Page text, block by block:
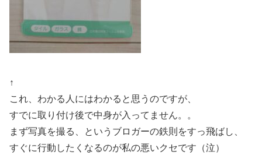
↑
これ、わかる人にはわかると思うのですが、
すでに取り付け後で中身が入ってません。。
まず写真を撮る、というブロガーの鉄則をすっ飛ばし、
すぐに行動したくなるのが私の悪いクセです（泣）